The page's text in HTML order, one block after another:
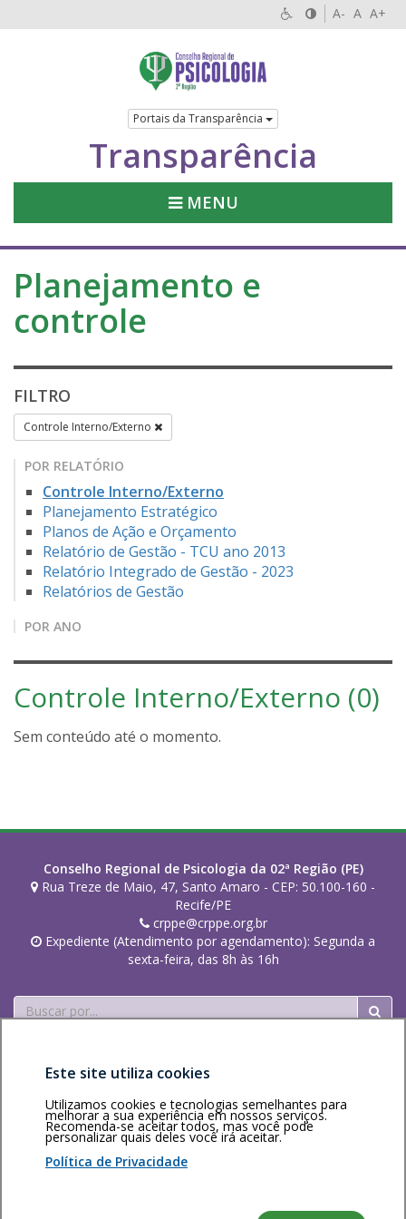
A- A A+
Portais da Transparência
Transparência
MENU
Planejamento e
controle
FILTRO
Controle Interno/Externo
POR RELATÓRIO
Controle Interno/Externo
Planejamento Estratégico
Planos de Ação e Orçamento
Relatório de Gestão - TCU ano 2013
Relatório Integrado de Gestão - 2023
Relatórios de Gestão
POR ANO
Controle Interno/Externo (0)
Sem conteúdo até o momento.
Conselho Regional de Psicologia da 02ª Região (PE)
Rua Treze de Maio, 47, Santo Amaro - CEP: 50.100-160 -
Recife/PE
crppe@crppe.org.br
Expediente (Atendimento por agendamento): Segunda a
sexta-feira, das 8h às 16h
Buscar
Área restritaPolítica de
privacidadePersonalização
de cookies
Voltar ao topo
Este site utiliza cookies
Utilizamos cookies e tecnologias semelhantes para
melhorar a sua experiência em nossos serviços.
Recomenda-se aceitar todos, mas você pode
personalizar quais deles você irá aceitar.
Política de Privacidade